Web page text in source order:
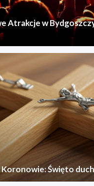
Atrakcje w
Święto